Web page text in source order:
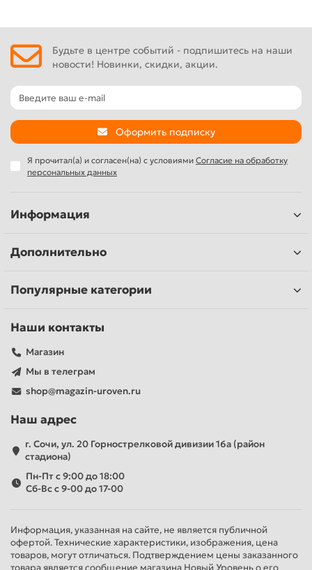
минимум в 3 раза больше, так как керамика почти не
влияет на износвакуумнойпайки и не успевает её нагреть
Будьте в центре событий - подпишитесь на наши
новости! Новинки, скидки, акции.
Оформить подписку
Я прочитал(а) и согласен(на) с условиями Согласие на обработку
персональных данных
Информация
Дополнительно
Популярные категории
Наши контакты
Магазин
Мы в телеграм
shop@magazin-uroven.ru
Наш адрес
г. Сочи, ул. 20 Горнострелковой дивизии 16а (район
стадиона)
Пн-Пт с 9:00 до 18:00
Сб-Вс с 9-00 до 17-00
Информация, указанная на сайте, не является публичной
офертой. Технические характеристики, изображения, цена
товаров, могут отличаться. Подтверждением цены заказанного